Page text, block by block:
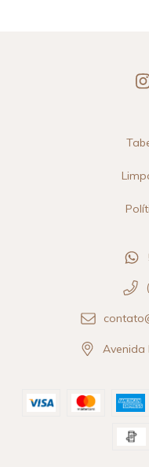
Avenida